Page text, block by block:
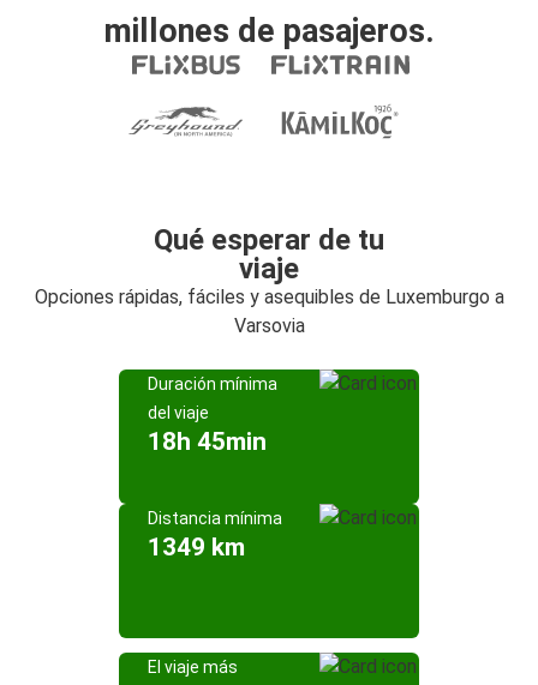
millones de pasajeros.
Qué esperar de tu
viaje
Opciones rápidas, fáciles y asequibles de Luxemburgo a
Varsovia
Duración mínima
del viaje
18h 45min
Distancia mínima
1349 km
El viaje más